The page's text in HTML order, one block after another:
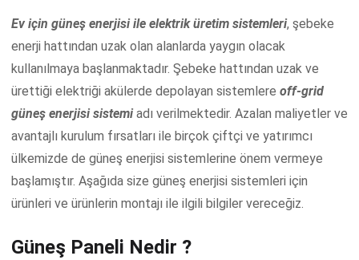
Ev için güneş enerjisi ile elektrik üretim sistemleri, şebeke
enerji hattından uzak olan alanlarda yaygın olacak
kullanılmaya başlanmaktadır. Şebeke hattından uzak ve
ürettiği elektriği akülerde depolayan sistemlere off-grid
güneş enerjisi sistemiadı verilmektedir. Azalan maliyetler ve
avantajlı kurulum fırsatları ile birçok çiftçi ve yatırımcı
ülkemizde de güneş enerjisi sistemlerine önem vermeye
başlamıştır. Aşağıda size güneş enerjisi sistemleri için
ürünleri ve ürünlerin montajı ile ilgili bilgiler vereceğiz.
Güneş Paneli Nedir ?